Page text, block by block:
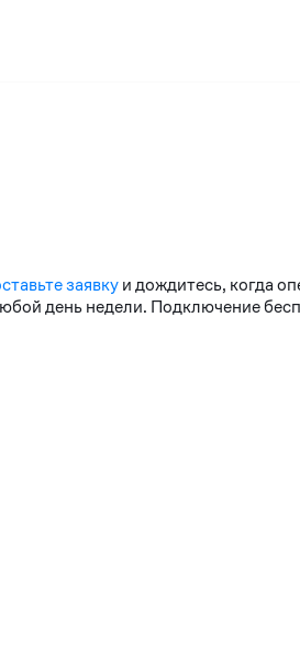
заявкуи дождитесь, когда
день недели. Подключение